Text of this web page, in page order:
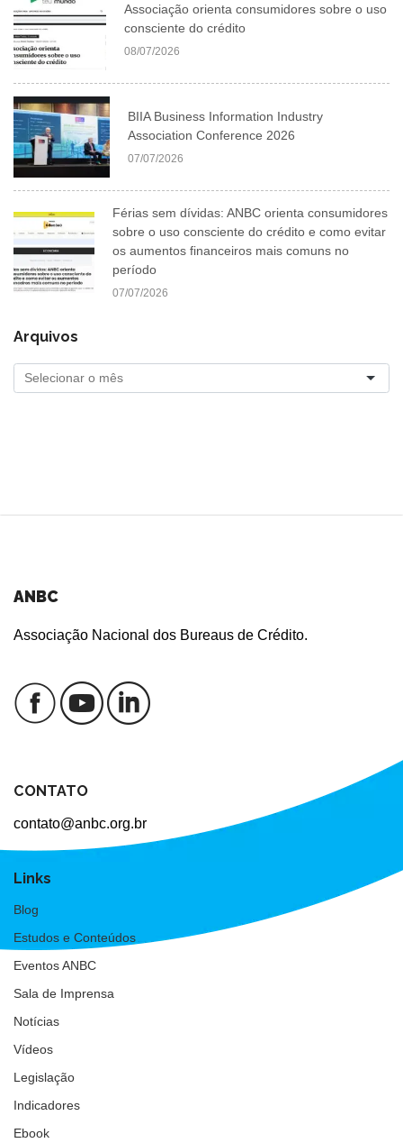
Associação orienta consumidores sobre o uso
consciente do crédito
08/07/2026
BIIA Business Information Industry
Association Conference 2026
07/07/2026
Férias sem dívidas: ANBC orienta consumidores
sobre o uso consciente do crédito e como evitar
os aumentos financeiros mais comuns no
período
07/07/2026
Arquivos
ANBC
Associação Nacional dos Bureaus de Crédito.
CONTATO
contato@anbc.org.br
Links
Blog
Estudos e Conteúdos
Eventos ANBC
Sala de Imprensa
Notícias
Vídeos
Legislação
Indicadores
Ebook